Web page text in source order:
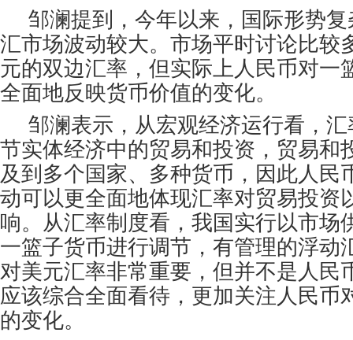
邹澜提到，今年以来，国际形势
汇市场波动较大。市场平时讨论比较
元的双边汇率，但实际上人民币对一
全面地反映货币价值的变化。
邹澜表示，从宏观经济运行看，
节实体经济中的贸易和投资，贸易和
及到多个国家、多种货币，因此人民
动可以更全面地体现汇率对贸易投资
响。从汇率制度看，我国实行以市场
一篮子货币进行调节，有管理的浮动
对美元汇率非常重要，但并不是人民
应该综合全面看待，更加关注人民币
的变化。